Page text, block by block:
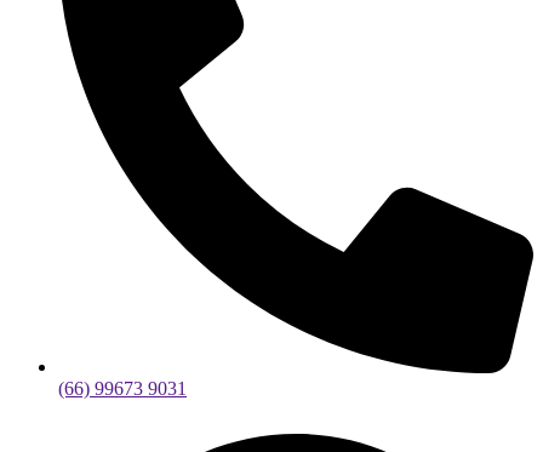
(66) 99673 9031